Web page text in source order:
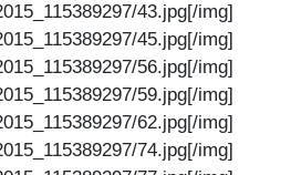
43.jpg[/img]
45.jpg[/img]
56.jpg[/img]
59.jpg[/img]
62.jpg[/img]
74.jpg[/img]